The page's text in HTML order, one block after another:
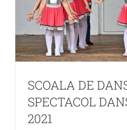
SCOALA DE
SPECTACOL
2021